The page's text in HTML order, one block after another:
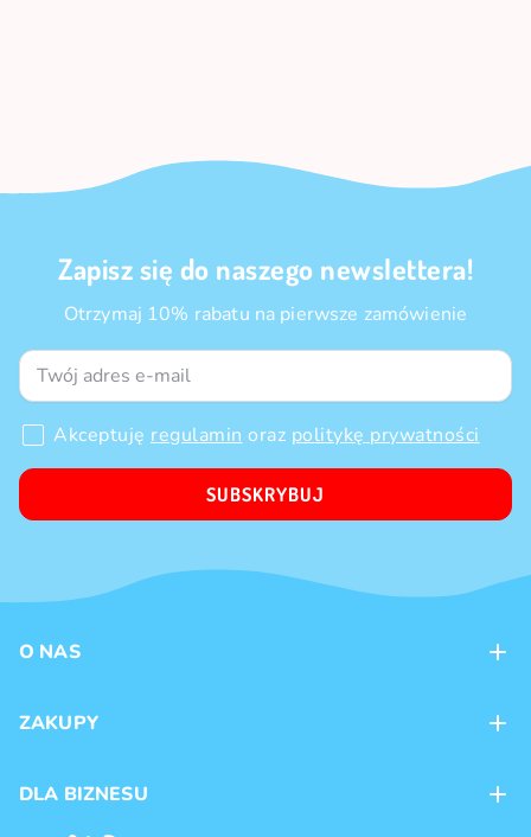
Zapisz się do naszego newslettera!
Otrzymaj 10% rabatu na pierwsze zamówienie
Akceptuję regulamin oraz politykę prywatności
SUBSKRYBUJ
O NAS
Sklepy
ZAKUPY
Dostawa
DLA BIZNESU